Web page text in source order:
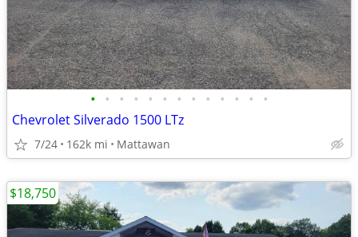
• • • • • • • • • • • • •
Chevrolet Silverado 1500 LTz
7/24 162k mi Mattawan
$18,750